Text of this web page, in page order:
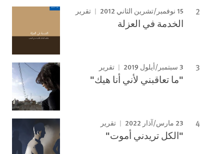
15 نوفمبر/تشرين الثاني 2012 تقرير
الخدمة في العزلة
3 سبتمبر/أيلول 2019 تقرير
"ما تعاقبني لأني أنا هيك"
23 مارس/آذار 2022 تقرير
"الكل تريدني أموت"